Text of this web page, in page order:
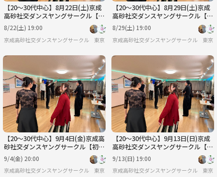
【20〜30代中心】8月22日(土)京成
高砂社交ダンスヤングサークル【初
心者🔰歓迎】
8/22(土) 19:00
京成高砂社交ダンスヤングサークル『HSDC』🔰
東京
【20〜30代中心】8月29日(土)京成
高砂社交ダンスヤングサークル【初
心者🔰歓迎】
8/29(土) 19:00
京成高砂社交ダンスヤングサークル『東京
【20〜30代中心】9月4日(金)京成高
砂社交ダンスヤングサークル【初心
者🔰歓迎】
9/4(金) 20:00
京成高砂社交ダンスヤングサークル『HSDC』🔰
東京
【20〜30代中心】9月13日(日)京成
高砂社交ダンスヤングサークル【初
心者🔰歓迎】
9/13(日) 19:00
京成高砂社交ダンスヤングサークル『東京